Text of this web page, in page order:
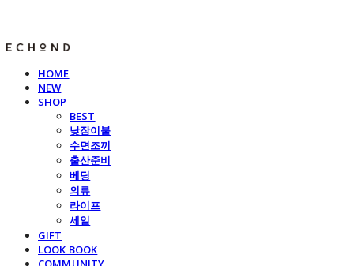
HOME
NEW
SHOP
BEST
낮잠이불
수면조끼
출산준비
베딩
의류
라이프
세일
GIFT
LOOK BOOK